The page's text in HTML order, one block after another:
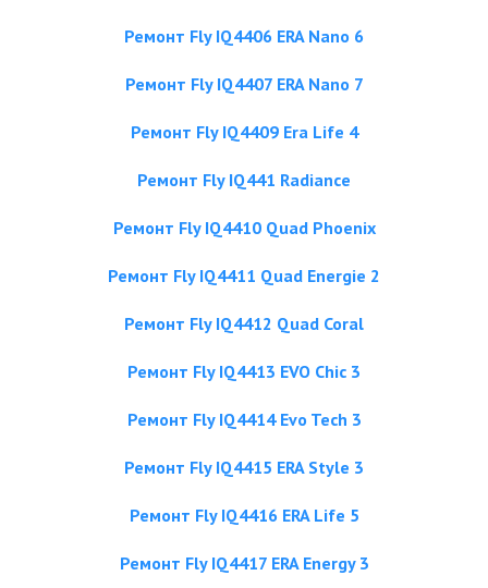
Ремонт Fly IQ4406 ERA Nano 6
Ремонт Fly IQ4407 ERA Nano 7
Ремонт Fly IQ4409 Era Life 4
Ремонт Fly IQ441 Radiance
Ремонт Fly IQ4410 Quad Phoenix
Ремонт Fly IQ4411 Quad Energie 2
Ремонт Fly IQ4412 Quad Coral
Ремонт Fly IQ4413 EVO Chic 3
Ремонт Fly IQ4414 Evo Tech 3
Ремонт Fly IQ4415 ERA Style 3
Ремонт Fly IQ4416 ERA Life 5
Ремонт Fly IQ4417 ERA Energy 3